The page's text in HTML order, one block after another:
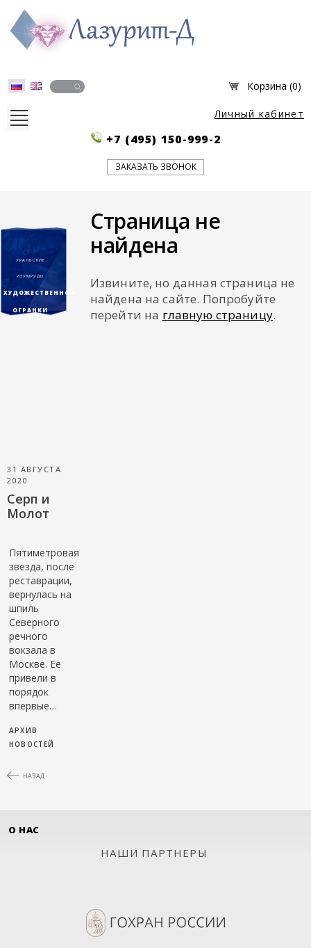
О НАС
Партнёры
История компании
Изготовление ювелирных изделий
КАТАЛОГ
Драгоценные камни огранённые
Ювелирные изделия
Подарки и сувениры
Личный кабинет
+7 (495) 150-999-2
ЗАКАЗАТЬ ЗВОНОК
Корзина (0)
УРАЛЬСКИЕ
ИЗУМРУДЫ
ХУДОЖЕСТВЕННОЙ
ОГРАНКИ
31 АВГУСТА
2020
Серп и
Молот
Пятиметровая
звезда, после
реставрации,
вернулась на
шпиль
Северного
речного
вокзала в
Москве. Ее
привели в
порядок
впервые…
АРХИВ
НОВОСТЕЙ
Страница не
найдена
Извините, но данная страница не
найдена на сайте. Попробуйте
перейти на главную страницу.
НАЗАД
О НАС
НАШИ ПАРТНЕРЫ